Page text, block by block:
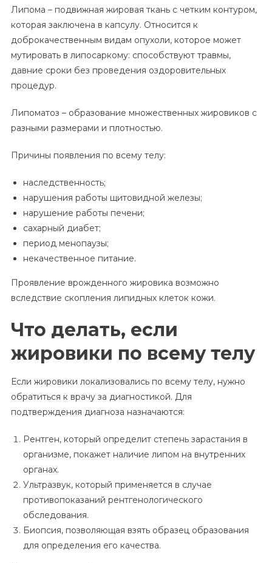
Липома – подвижная жировая ткань с четким контуром,
которая заключена в капсулу. Относится к
доброкачественным видам опухоли, которое может
мутировать в липосаркому: способствуют травмы,
давние сроки без проведения оздоровительных
процедур.
Липоматоз – образование множественных жировиков с
разными размерами и плотностью.
Причины появления по всему телу:
наследственность;
нарушения работы щитовидной железы;
нарушение работы печени;
сахарный диабет;
период менопаузы;
некачественное питание.
Проявление врожденного жировика возможно
вследствие скопления липидных клеток кожи.
Что делать, если
жировики по всему телу
Если жировики локализовались по всему телу, нужно
обратиться к врачу за диагностикой. Для
подтверждения диагноза назначаются:
Рентген, который определит степень зарастания в
организме, покажет наличие липом на внутренних
органах.
Ультразвук, который применяется в случае
противопоказаний рентгенологического
обследования.
Биопсия, позволяющая взять образец образования
для определения его качества.